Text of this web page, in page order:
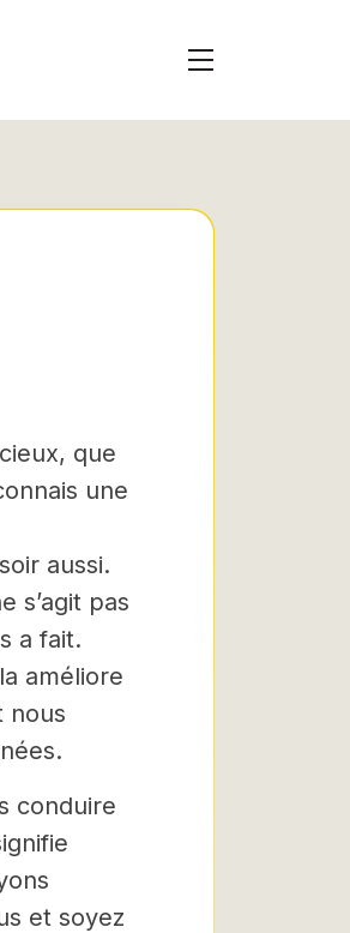
que
une
aussi.
s’agit pas
a fait.
améliore
nous
conduire
et soyez